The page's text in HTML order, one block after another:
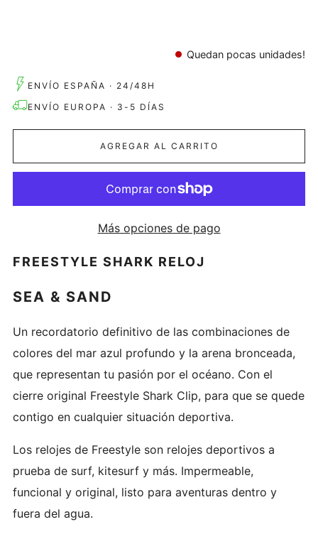
Quedan pocas unidades!
ENVÍO ESPAÑA · 24/48H
ENVÍO EUROPA · 3-5 DÍAS
AGREGAR AL CARRITO
Más opciones de pago
FREESTYLE SHARK RELOJ
SEA & SAND
Un recordatorio definitivo de las combinaciones de
colores del mar azul profundo y la arena bronceada,
que representan tu pasión por el océano. Con el
cierre original Freestyle Shark Clip, para que se quede
contigo en cualquier situación deportiva.
Los relojes de Freestyle son relojes deportivos a
prueba de surf, kitesurf y más. Impermeable,
funcional y original, listo para aventuras dentro y
fuera del agua.